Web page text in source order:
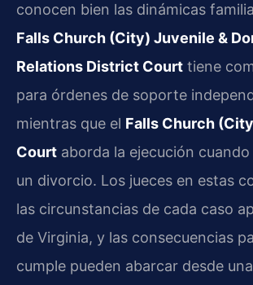
conocen bien las dinámicas
Falls Church (City) Juvenile &
Relations District Court tiene
para órdenes de soporte
mientras que el Falls Church
Court aborda la ejecución
un divorcio. Los jueces en estas
las circunstancias de cada caso
de Virginia, y las consecuencias
cumple pueden abarcar desde